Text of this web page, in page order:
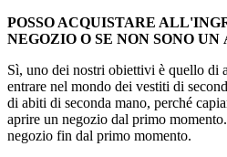
POSSO ACQUISTARE
NEGOZIO O SE NON SONO UN
Sì, uno dei nostri obiettivi è quello di
entrare nel mondo dei vestiti di
di abiti di seconda mano, perché
aprire un negozio dal primo
negozio fin dal primo momento.